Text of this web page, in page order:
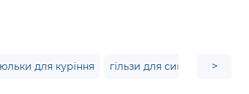
для куріння гільзи для сигарет купити
>